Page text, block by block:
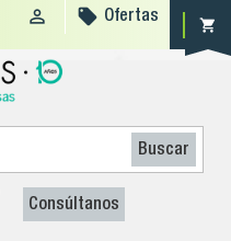
shopping_cart
  Ofertas
Buscar
Consúltanos